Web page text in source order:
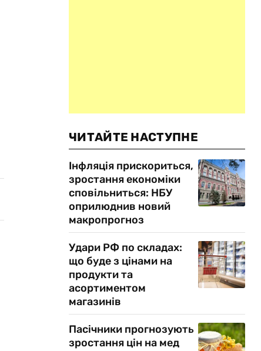
ЧИТАЙТЕ НАСТУПНЕ
Інфляція прискориться,
зростання економіки
сповільниться: НБУ
оприлюднив новий
макропрогноз
Удари РФ по складах:
що буде з цінами на
продукти та
асортиментом
магазинів
Пасічники прогнозують
зростання цін на мед